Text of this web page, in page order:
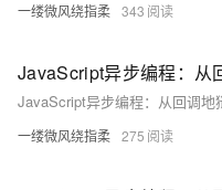
一缕微风绕指柔 343
JavaScript异步编程：从
JavaScript异步编程：从回调
一缕微风绕指柔 275